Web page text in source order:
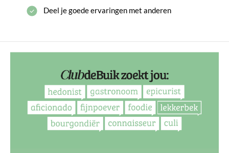
Deel je goede ervaringen met anderen